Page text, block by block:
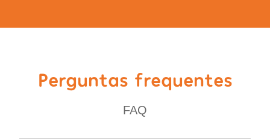
Perguntas frequentes
FAQ